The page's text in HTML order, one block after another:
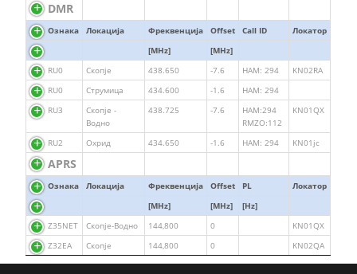
DMR
Ознака Локација Фреквенција Offset Call ID
Локатор
[MHz]
[MHz]
RU0
Скопје 438.650 -7.6 HAM: 294
KN02RА
RU0
Струмица 434.600 -1.6
HAM: 294
RU3
Скопје -
Водно
438.725 -7.6
HAM:294
RMZO:112
KN01QX
RU2 Охрид 434.650 -1.6 HAM: 294 KN01jc
APRS
Ознака Локација Фреквенција Offset PL
Локатор
[MHz]
[MHz]
[Hz]
Z35NET
Скопје-Водно 144,800 0
KN01QX
Z32EA
Скопје 144,800 0 KN02QA